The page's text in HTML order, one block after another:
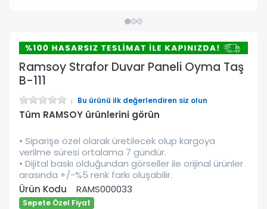
Ramsoy Strafor Duvar Paneli Oyma Taş
B-111
Bu ürünü ilk değerlendiren siz olun
Tüm RAMSOY ürünlerini görün
• Siparişe özel olarak üretilecek olup kargoya
verilme süresi ortalama 7 gündür.
• Dijital baskı olduğundan görseller ile orijinal ürünler
arasında +/-%5 renk farkı oluşabilir.
Ürün Kodu
RAMS000033
Sepete Özel Fiyat